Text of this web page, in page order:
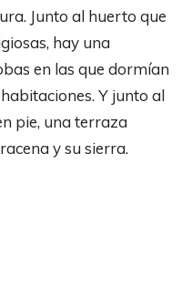
Junto al huerto que
hay una
en las que dormían
Y junto al
pie, una terraza
y su sierra.